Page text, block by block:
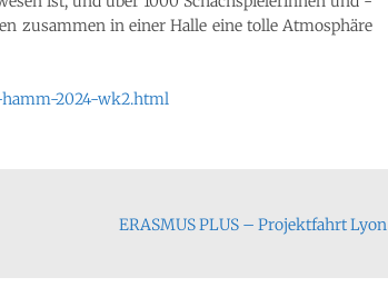
zusammen in einer Halle eine tolle Atmosphäre
2024-wk2.html
ERASMUS PLUS – Projektfahrt Lyon